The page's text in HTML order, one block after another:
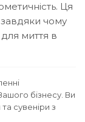
Ця
чому
миття в
бізнесу. Ви
сувеніри з